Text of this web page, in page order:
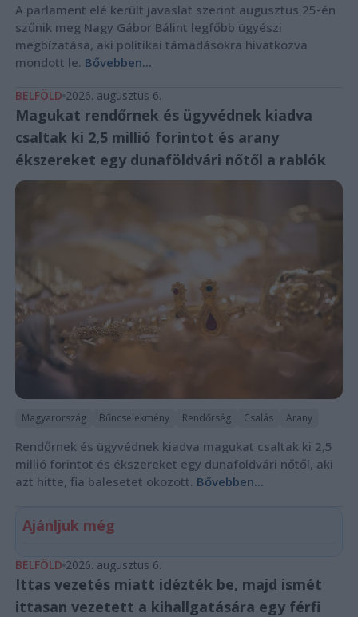
A parlament elé került javaslat szerint augusztus 25-én
szűnik meg Nagy Gábor Bálint legfőbb ügyészi
megbízatása, aki politikai támadásokra hivatkozva
mondott le. Bővebben...
BELFÖLD 2026. augusztus 6.
Magukat rendőrnek és ügyvédnek kiadva
csaltak ki 2,5 millió forintot és arany
ékszereket egy dunaföldvári nőtől a rablók
Magyarország Bűncselekmény Rendőrség Csalás Arany
Rendőrnek és ügyvédnek kiadva magukat csaltak ki 2,5
millió forintot és ékszereket egy dunaföldvári nőtől, aki
azt hitte, fia balesetet okozott. Bővebben...
Ajánljuk még
BELFÖLD 2026. augusztus 6.
Ittas vezetés miatt idézték be, majd ismét
ittasan vezetett a kihallgatására egy férfi